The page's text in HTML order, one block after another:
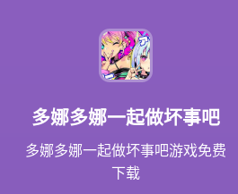
多娜多娜一起做坏事吧
多娜多娜一起做坏事吧游戏免费
下载